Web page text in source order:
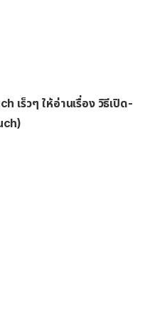
เร็วๆ ให้อ่านเรื่อง วิธีเปิด-